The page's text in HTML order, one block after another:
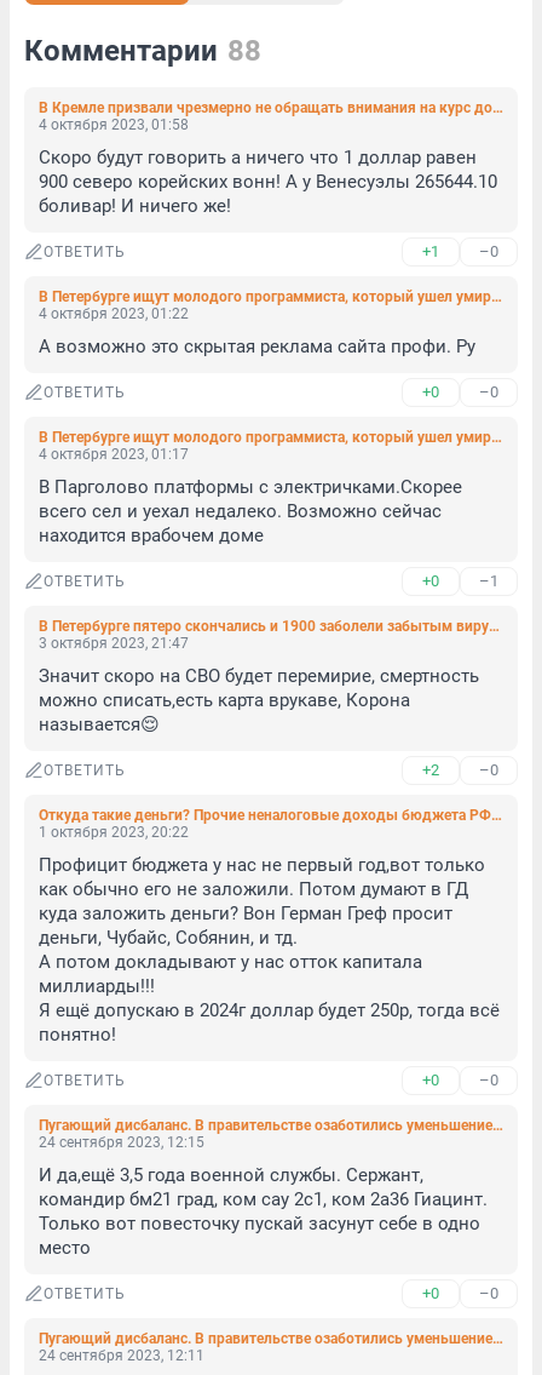
Комментарии 88
В Кремле призвали чрезмерно не обращать внимания на курс доллара и привыкать жить в рублевой зоне
4 октября 2023, 01:58
Скоро будут говорить а ничего что 1 доллар равен
900 северо корейских вонн! А у Венесуэлы 265644.10
боливар! И ничего же!
ОТВЕТИТЬ +1 –0
В Петербурге ищут молодого программиста, который ушел умирать
4 октября 2023, 01:22
А возможно это скрытая реклама сайта профи. Ру
ОТВЕТИТЬ +0 –0
В Петербурге ищут молодого программиста, который ушел умирать
4 октября 2023, 01:17
В Парголово платформы с электричками.Скорее
всего сел и уехал недалеко. Возможно сейчас
находится врабочем доме
ОТВЕТИТЬ +0 –1
В Петербурге пятеро скончались и 1900 заболели забытым вирусом
3 октября 2023, 21:47
Значит скоро на СВО будет перемирие, смертность
можно списать,есть карта врукаве, Корона
называется😌
ОТВЕТИТЬ +2 –0
Откуда такие деньги? Прочие неналоговые доходы бюджета РФ вырастут в 45 раз в 2024 году
1 октября 2023, 20:22
Профицит бюджета у нас не первый год,вот только
как обычно его не заложили. Потом думают в ГД
куда заложить деньги? Вон Герман Греф просит
деньги, Чубайс, Собянин, и тд.
А потом докладывают у нас отток капитала
миллиарды!!!
Я ещё допускаю в 2024г доллар будет 250р, тогда всё
понятно!
ОТВЕТИТЬ +0 –0
Пугающий дисбаланс. В правительстве озаботились уменьшением 30–39-летних работников
24 сентября 2023, 12:15
И да,ещё 3,5 года военной службы. Сержант,
командир бм21 град, ком сау 2с1, ком 2а36 Гиацинт.
Только вот повесточку пускай засунут себе в одно
место
ОТВЕТИТЬ +0 –0
Пугающий дисбаланс. В правительстве озаботились уменьшением 30–39-летних работников
24 сентября 2023, 12:11